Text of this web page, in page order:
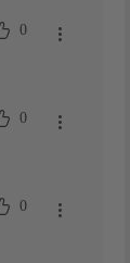
0
0
0